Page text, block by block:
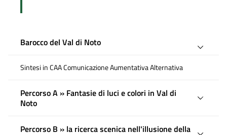
Barocco del Val di Noto
Sintesi in CAA Comunicazione Aumentativa Alternativa
Percorso A » Fantasie di luci e colori in Val di
Noto
Percorso B » la ricerca scenica nell'illusione della